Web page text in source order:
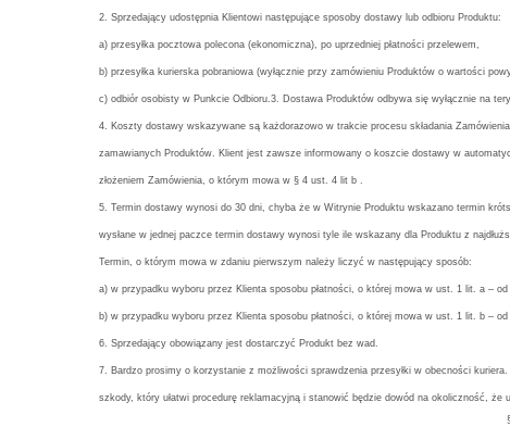
2. Sprzedający udostępnia Klientowi następujące sposoby dostawy lub odbioru Produktu:
a) przesyłka pocztowa polecona (ekonomiczna), po uprzedniej płatności przelewem,
b) przesyłka kurierska pobraniowa (wyłącznie przy zamówieniu Produktów o wartości
c) odbiór osobisty w Punkcie Odbioru.3. Dostawa Produktów odbywa się wyłącznie na
4. Koszty dostawy wskazywane są każdorazowo w trakcie procesu składania
zamawianych Produktów. Klient jest zawsze informowany o koszcie dostawy w
złożeniem Zamówienia, o którym mowa w § 4 ust. 4 lit b .
5. Termin dostawy wynosi do 30 dni, chyba że w Witrynie Produktu wskazano termin
wysłane w jednej paczce termin dostawy wynosi tyle ile wskazany dla Produktu z
Termin, o którym mowa w zdaniu pierwszym należy liczyć w następujący sposób:
a) w przypadku wyboru przez Klienta sposobu płatności, o której mowa w ust. 1 lit. a –
b) w przypadku wyboru przez Klienta sposobu płatności, o której mowa w ust. 1 lit. b –
6. Sprzedający obowiązany jest dostarczyć Produkt bez wad.
7. Bardzo prosimy o korzystanie z możliwości sprawdzenia przesyłki w obecności
szkody, który ułatwi procedurę reklamacyjną i stanowić będzie dowód na okoliczność, że